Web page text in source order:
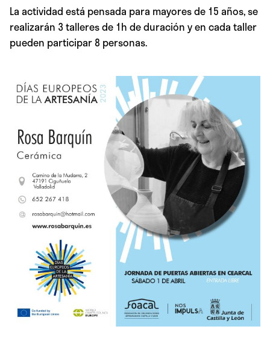
La actividad está pensada para mayores de 15 años, se
realizarán 3 talleres de 1h de duración y en cada taller
pueden participar 8 personas.